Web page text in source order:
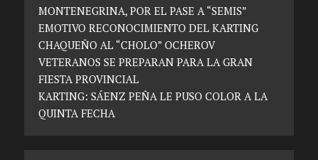
MONTENEGRINA, POR EL PASE A “SEMIS”
EMOTIVO RECONOCIMIENTO DEL KARTING
CHAQUEÑO AL “CHOLO” OCHEROV
VETERANOS SE PREPARAN PARA LA GRAN
FIESTA PROVINCIAL
KARTING: SÁENZ PEÑA LE PUSO COLOR A LA
QUINTA FECHA